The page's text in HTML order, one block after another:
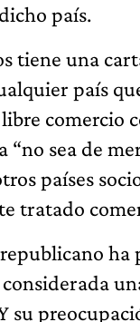
país.
tiene una
país
comercio
“no sea de
países
tratado
ha
su